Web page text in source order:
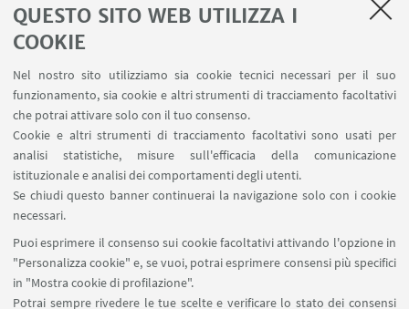
QUESTO SITO WEB UTILIZZA I
COOKIE
Nel nostro sito utilizziamo sia cookie tecnici necessari per il suo
funzionamento, sia cookie e altri strumenti di tracciamento facoltativi
che potrai attivare solo con il tuo consenso.
Cookie e altri strumenti di tracciamento facoltativi sono usati per
analisi statistiche, misure sull'efficacia della comunicazione
istituzionale e analisi dei comportamenti degli utenti.
Se chiudi questo banner continuerai la navigazione solo con i cookie
necessari.
Puoi esprimere il consenso sui cookie facoltativi attivando l'opzione in
"Personalizza cookie" e, se vuoi, potrai esprimere consensi più specifici
in "Mostra cookie di profilazione".
Potrai sempre rivedere le tue scelte e verificare lo stato dei consensi
negli allevamenti e sugli animali di
interesso zootecnico
Finanziato dal bando per sostenere progetti di
ricerca ed innovazione per lo sviluppo di soluzioni
finalizzate al contrasto dell’epidemia da COVID-19:
In attuazione delle azioni 1.1.4 e 1.2.2 del Por Fesr
Emilia-Romagna 2014-2020.
Vai alla pagina